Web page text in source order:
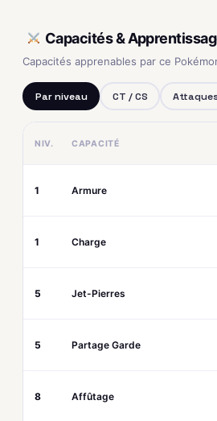
Capacités &
Capacités apprenables par ce
Par niveau CT / CS
NIV. CAPACITÉ
1 Armure
1 Charge
5 Jet-Pierres
5 Partage Garde
8 Affûtage